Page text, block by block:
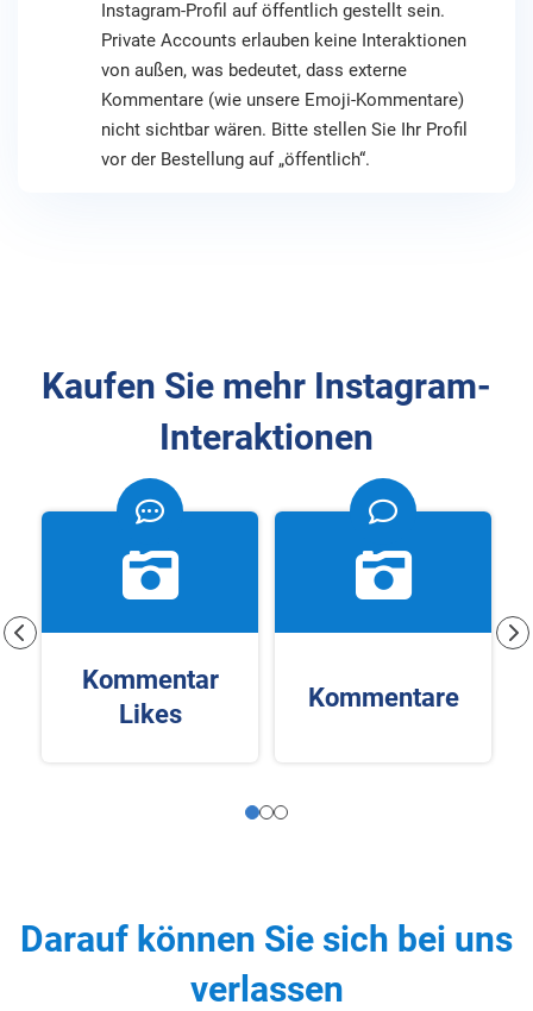
Instagram-Profil auf öffentlich gestellt sein.
Private Accounts erlauben keine Interaktionen
von außen, was bedeutet, dass externe
Kommentare (wie unsere Emoji-Kommentare)
nicht sichtbar wären. Bitte stellen Sie Ihr Profil
vor der Bestellung auf „öffentlich“.
Kaufen Sie mehr Instagram-
Interaktionen
Kommentar
Likes
Kommentare
Darauf können Sie sich bei uns
verlassen